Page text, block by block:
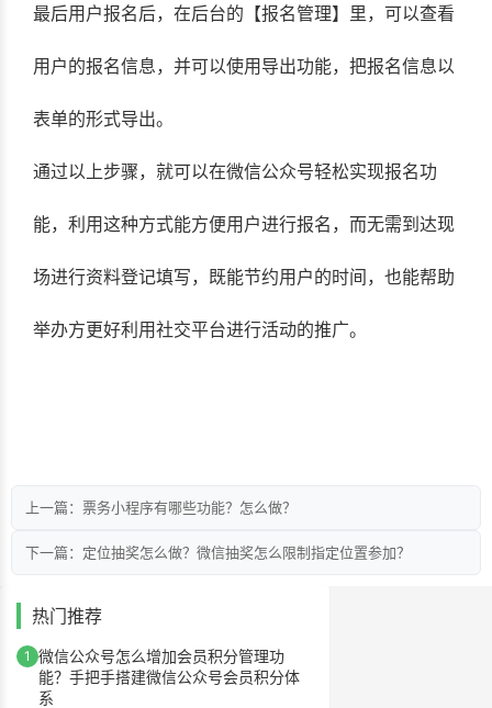
最后用户报名后，在后台的【报名管理】里，可以查看
用户的报名信息，并可以使用导出功能，把报名信息以
表单的形式导出。
通过以上步骤，就可以在微信公众号轻松实现报名功
能，利用这种方式能方便用户进行报名，而无需到达现
场进行资料登记填写，既能节约用户的时间，也能帮助
举办方更好利用社交平台进行活动的推广。
上一篇：票务小程序有哪些功能？怎么做？
下一篇：定位抽奖怎么做？微信抽奖怎么限制指定位置参加？
热门推荐
1 微信公众号怎么增加会员积分管理功
能？手把手搭建微信公众号会员积分体
系